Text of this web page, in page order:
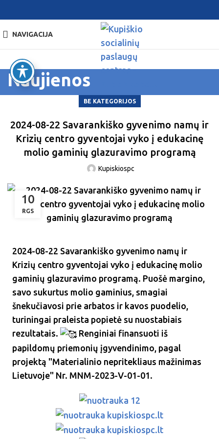
NAVIGACIJA
Naujienos
BE KATEGORIJOS
2024-08-22 Savarankiško gyvenimo namų ir
Krizių centro gyventojai vyko į edukacinę
molio gaminių glazuravimo programą
Kupiskiospc
10
RGS
2024-08-22 Savarankiško gyvenimo namų ir
Krizių centro gyventojai vyko į edukacinę molio
gaminių glazuravimo programą. Puošė margino,
savo sukurtus molio gaminius, smagiai
šnekučiavosi prie arbatos ir kavos puodelio,
turiningai praleista popietė su nuostabiais
rezultatais.
Renginiai finansuoti iš
papildomų priemonių įgyvendinimo, pagal
projektą "Materialinio nepritekliaus mažinimas
Lietuvoje" Nr. MNM-2023-V-01-01.